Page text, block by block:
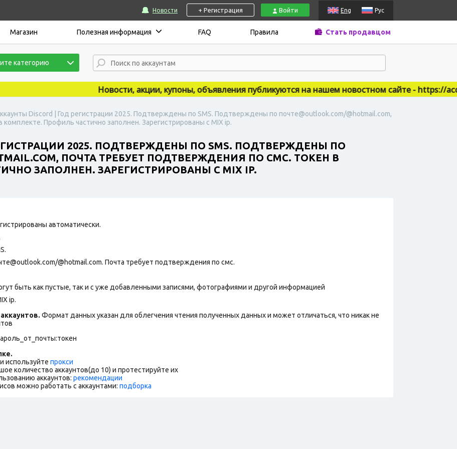
Новости + Регистрация Войти Eng Рус
Магазин Полезная информация FAQ Правила Стать продавцом
категорию
Новости, акции, купоны, объявления публикуются на нашем новостном сайте - https://
Discord | Год регистрации 2025. Подтверждены по SMS. Подтверждены по почте@outlook.com/@hotmail.com,
Профиль частично заполнен. Зарегистрированы с MIX ip.
2025. ПОДТВЕРЖДЕНЫ ПО SMS. ПОДТВЕРЖДЕНЫ ПО
ПОЧТА ТРЕБУЕТ ПОДТВЕРЖДЕНИЯ ПО СМС. ТОКЕН В
ЗАПОЛНЕН. ЗАРЕГИСТРИРОВАНЫ С MIX IP.
автоматически.
@hotmail.com. Почта требует подтверждения по смс.
быть как пустые, так и с уже добавленными записями, фотографиями и другой информацией
ip.
Формат данных указан для облегчения чтения полученных данных и может отличаться, что никак не
используйте прокси
количество аккаунтов(до 10) и протестируйте их
аккаунтов: рекомендации
можно работать с аккаунтами: подборка